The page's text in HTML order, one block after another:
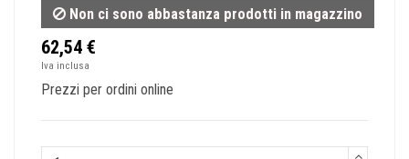
Non ci sono abbastanza prodotti in magazzino
62,54 €
Iva inclusa
Prezzi per ordini online